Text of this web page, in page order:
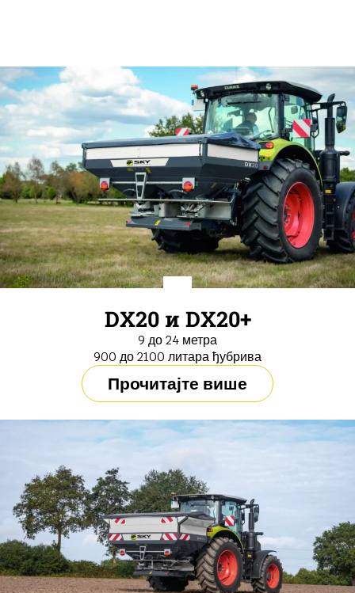
DX20 и DX20+
9 до 24 метра
900 до 2100 литара ђубрива
Прочитајте више